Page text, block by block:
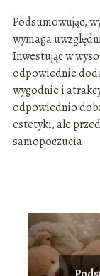
Podsumowując,
wymaga
Inwestując w
odpowiednie
wygodnie i
odpowiednio
estetyki, ale
samopoczucia.